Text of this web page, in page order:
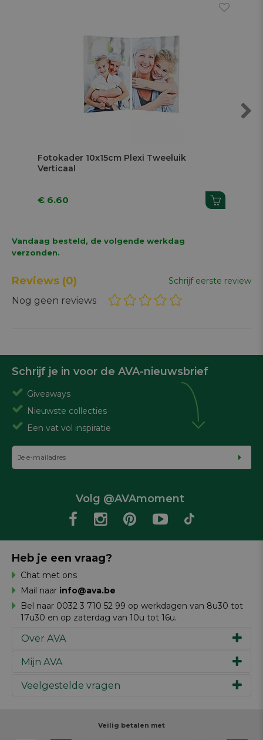
Fotokader 10x15cm Plexi Tweeluik
Verticaal
€ 6.60
Vandaag besteld, de volgende werkdag
verzonden.
Reviews (0) Schrijf eerste review
Nog geen reviews
Schrijf je in voor de AVA-nieuwsbrief
Giveaways
Nieuwste collecties
Een vat vol inspiratie
Volg @AVAmoment
Over AVA
Ons verhaal
Werken bij AVA
Mijn AVA
Inspiratie
Veelgestelde vragen
Heb je een vraag?
Chat met ons
Mail naar info@ava.be
Bel naar 0032 3 710 52 99 op werkdagen van 8u30 tot
17u30 en op zaterdag van 10u tot 16u.
Veilig betalen met